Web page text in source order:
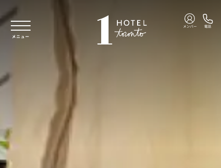
本文へスキップ
メニュー
メンバー 電話